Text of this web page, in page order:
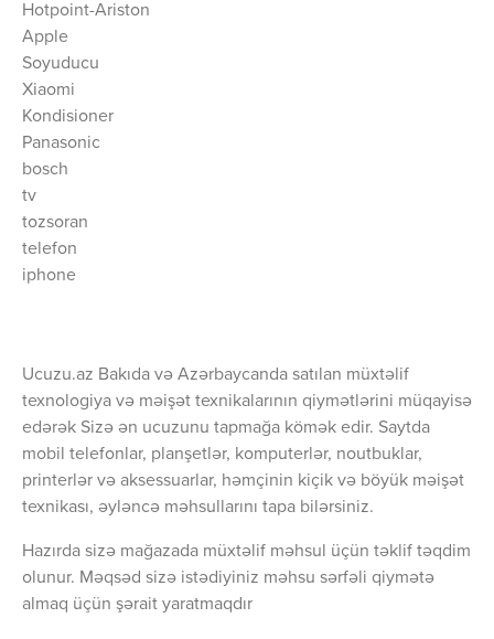
Hotpoint-Ariston
Apple
Soyuducu
Xiaomi
Kondisioner
Panasonic
bosch
tv
tozsoran
telefon
iphone
Ucuzu.az Bakıda və Azərbaycanda satılan müxtəlif
texnologiya və məişət texnikalarının qiymətlərini müqayisə
edərək Sizə ən ucuzunu tapmağa kömək edir. Saytda
mobil telefonlar, planşetlər, komputerlər, noutbuklar,
printerlər və aksessuarlar, həmçinin kiçik və böyük məişət
texnikası, əyləncə məhsullarını tapa bilərsiniz.
Hazırda sizə mağazada müxtəlif məhsul üçün təklif təqdim
olunur. Məqsəd sizə istədiyiniz məhsu sərfəli qiymətə
almaq üçün şərait yaratmaqdır